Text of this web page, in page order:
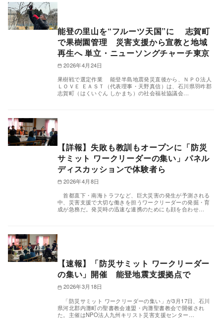
能登の里山を“フルーツ天国”に 志賀町
で果樹園管理 災害支援から宣教と地域
再生へ 単立・ニューソングチャーチ東京
2026年4月24日
果樹戦で選定作業 能登半島地震発災直後から、ＮＰＯ法人
ＬＯＶＥ ＥＡＳＴ（代表理事・天野真信）は、石川県羽咋郡
志賀町（はくいぐん しかまち）の社会福祉協議会…
【詳報】失敗も教訓もオープンに「防災
サミット ワークリーダーの集い」パネル
ディスカッションで体験者ら
2026年4月8日
首都直下・南海トラフなど、巨大災害の発生が予測される
中、災害支援で大切な働きを担うワークリーダーの発掘・育
成が急務だ。発災時の迅速な連携のためにも顔を合わせ…
【速報】「防災サミット ワークリーダー
の集い」開催 能登地震支援拠点で
2026年3月18日
「防災サミット ワークリーダーの集い」が3月17日、石川
県河北郡内灘町の聖書教会連盟・内灘聖書教会で開催され
た。主催はNPO法人九州キリスト災害支援センター…